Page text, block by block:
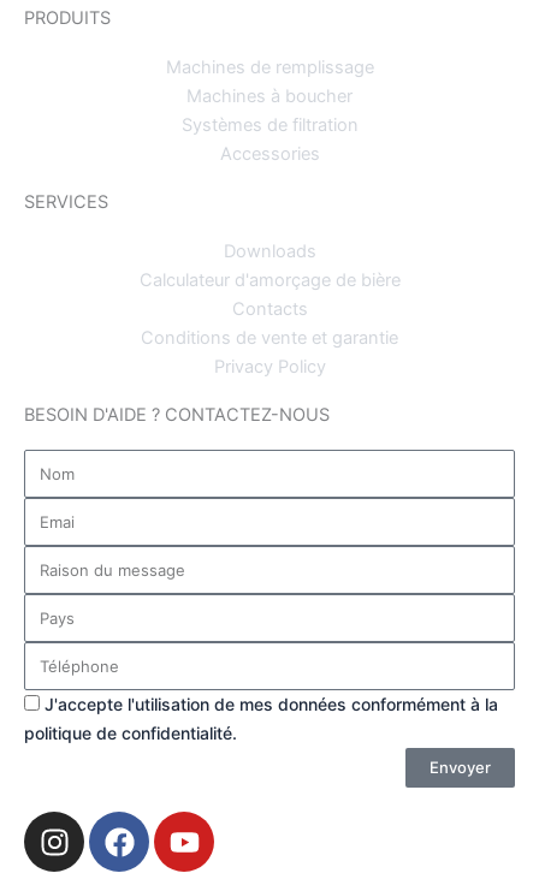
PRODUITS
Machines de remplissage
Machines à boucher
Systèmes de filtration
Accessories
SERVICES
Downloads
Calculateur d'amorçage de bière
Contacts
Conditions de vente et garantie
Privacy Policy
BESOIN D'AIDE ? CONTACTEZ-NOUS
del
Privacy
J'accepte l'utilisation de mes données conformément à la
politique de confidentialité.
Envoyer
I
n
F
a
Y
o